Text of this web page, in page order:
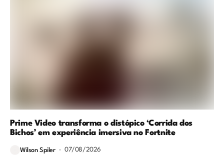
Prime Video transforma o distópico ‘Corrida dos
Bichos’ em experiência imersiva no Fortnite
Wilson Spiler 07/08/2026